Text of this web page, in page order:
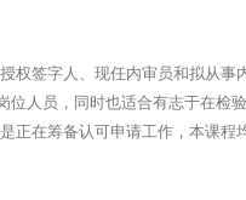
权签字人、现任内审员和拟从
人员，同时也适合有志于在检
在筹备认可申请工作，本课程